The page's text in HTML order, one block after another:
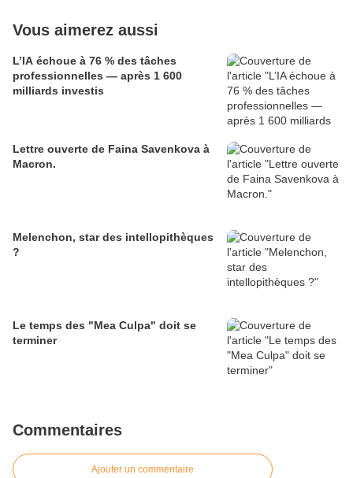
Vous aimerez aussi
L’IA échoue à 76 % des tâches
professionnelles — après 1 600
milliards investis
Lettre ouverte de Faina Savenkova à
Macron.
Melenchon, star des intellopithèques
?
Le temps des "Mea Culpa" doit se
terminer
Commentaires
Ajouter un commentaire